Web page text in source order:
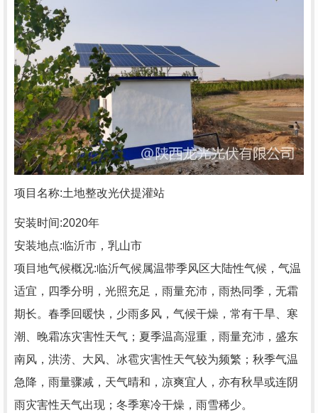
项目名称:土地整改光伏提灌站
安装时间:2020年
安装地点:临沂市，乳山市
项目地气候概况:临沂气候属温带季风区大陆性气候，气温
适宜，四季分明，光照充足，雨量充沛，雨热同季，无霜
期长。春季回暖快，少雨多风，气候干燥，常有干旱、寒
潮、晚霜冻灾害性天气；夏季温高湿重，雨量充沛，盛东
南风，洪涝、大风、冰雹灾害性天气较为频繁；秋季气温
急降，雨量骤减，天气晴和，凉爽宜人，亦有秋旱或连阴
雨灾害性天气出现；冬季寒冷干燥，雨雪稀少。